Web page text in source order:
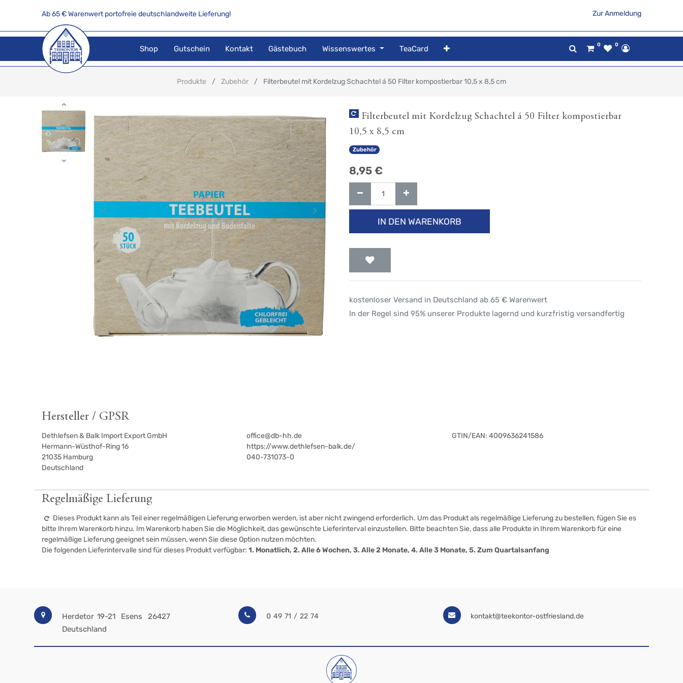
Ab 65 € Warenwert portofreie deutschlandweite Lieferung! Zur Anmeldung
Shop Gutschein Kontakt Gästebuch Wissenswertes TeaCard 0 0
Produkte Zubehör Filterbeutel mit Kordelzug Schachtel á 50 Filter kompostierbar 10,5 x 8,5 cm
Filterbeutel mit Kordelzug Schachtel á 50 Filter kompostierbar
10,5 x 8,5 cm
Zubehör
8,95 €
IN DEN WARENKORB
kostenloser Versand in Deutschland ab 65 € Warenwert
In der Regel sind 95% unserer Produkte lagernd und kurzfristig versandfertig
Hersteller / GPSR
Dethlefsen & Balk Import Export GmbH
Hermann-Wüsthof-Ring 16
21035 Hamburg
Deutschland
office@db-hh.de
https://www.dethlefsen-balk.de/
040-731073-0
GTIN/EAN: 4009636241586
Regelmäßige Lieferung
Dieses Produkt kann als Teil einer regelmäßigen Lieferung erworben werden, ist aber nicht zwingend erforderlich. Um das Produkt als regelmäßige Lieferung zu bestellen, fügen Sie es
bitte Ihrem Warenkorb hinzu. Im Warenkorb haben Sie die Möglichkeit, das gewünschte Lieferinterval einzustellen. Bitte beachten Sie, dass alle Produkte in Ihrem Warenkorb für eine
regelmäßige Lieferung geeignet sein müssen, wenn Sie diese Option nutzen möchten.
Die folgenden Lieferintervalle sind für dieses Produkt verfügbar:1. Monatlich, 2. Alle 6 Wochen, 3. Alle 2 Monate, 4. Alle 3 Monate, 5. Zum Quartalsanfang
Herdetor 19-21 Esens
26427
Deutschland
0 49 71 / 22 74 kontakt@teekontor-ostfriesland.de